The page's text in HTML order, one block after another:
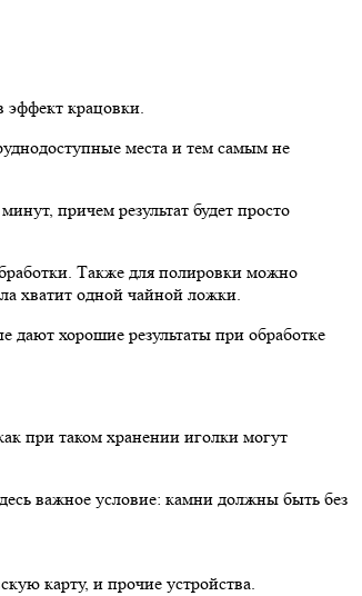
эффект крацовки.
места и тем самым не
причем результат будет просто
Также для полировки можно
хватит одной чайной ложки.
дают хорошие результаты при обработке
при таком хранении иголки могут
важное условие: камни должны быть без
карту, и прочие устройства.